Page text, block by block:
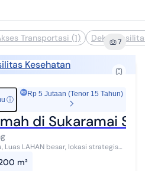
Transportasi (1) Dekat 7
Kesehatan
ⓘ
Rp 5 Jutaan (Tenor 15 Tahun)
di Sukaramai
Dekat dengan perumahan
m²